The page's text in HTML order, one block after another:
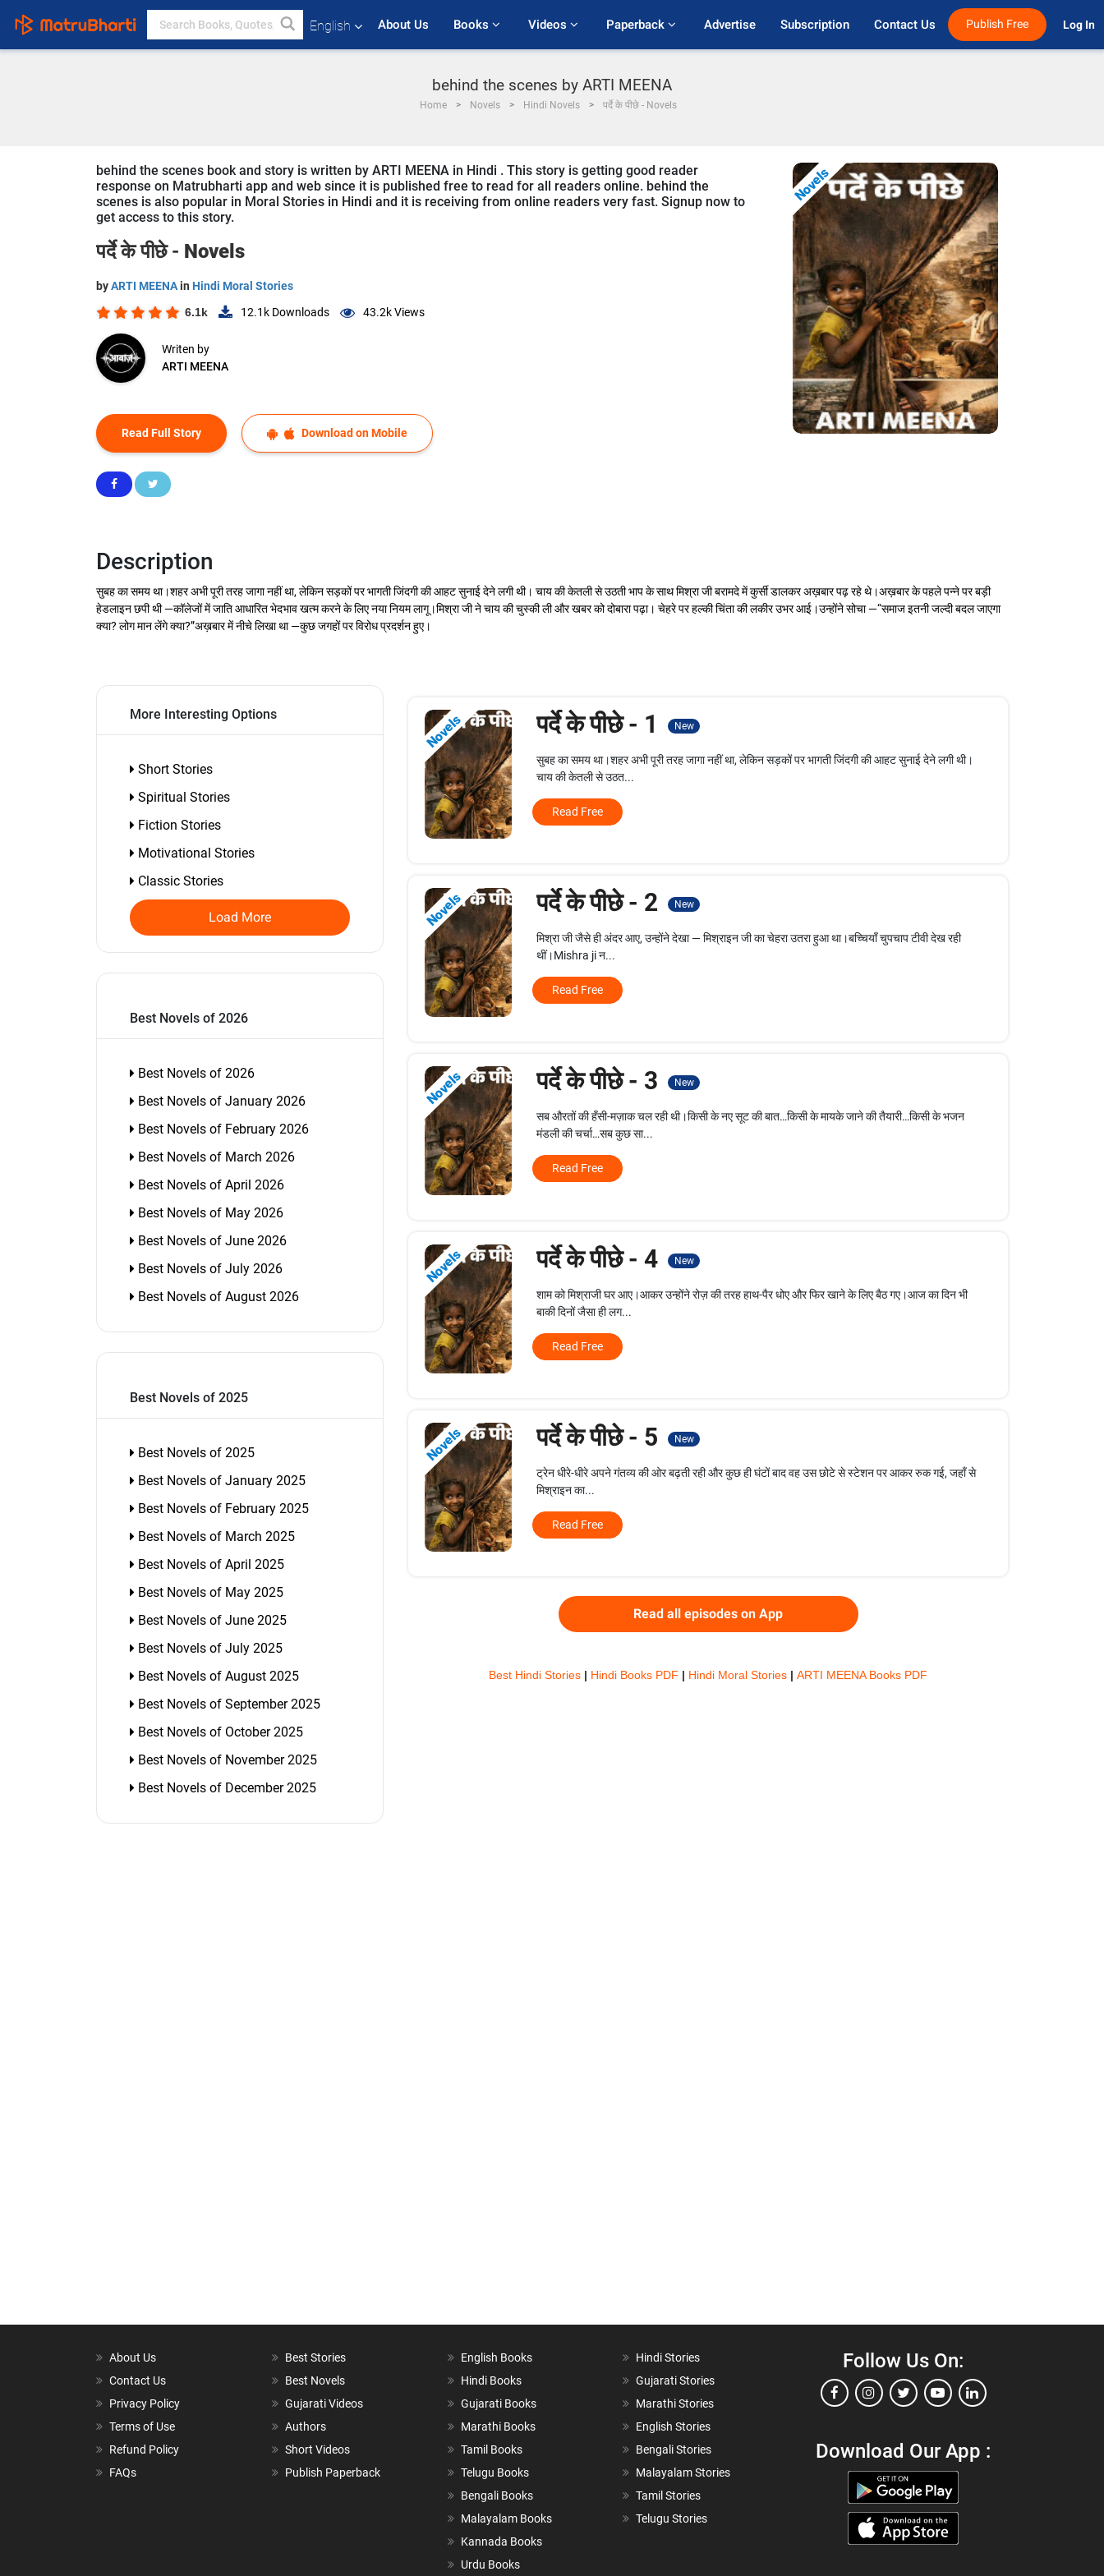
English About Us Books Videos Paperback Advertise Subscription Contact Us Publish Free Log In
behind the scenes by ARTI MEENA
Home Novels Hindi Novels पर्दे के पीछे - Novels
behind the scenes book and story is written by ARTI MEENA in Hindi . This story is getting good reader
response on Matrubharti app and web since it is published free to read for all readers online. behind the
scenes is also popular in Moral Stories in Hindi and it is receiving from online readers very fast. Signup now to
get access to this story.
पर्दे के पीछे - Novels
byARTI MEENAin Hindi Moral Stories
6.1k 12.1k Downloads 43.2kViews
Writen by
ARTI MEENA
Read Full Story Download on Mobile
Novels
Description
सुबह का समय था।शहर अभी पूरी तरह जागा नहीं था, लेकिन सड़कों पर भागती जिंदगी की आहट सुनाई देने लगी थी। चाय की केतली से उठती भाप के साथ मिश्रा जी बरामदे में कुर्सी डालकर अख़बार पढ़ रहे थे।अख़बार के पहले पन्ने पर बड़ी
हेडलाइन छपी थी —कॉलेजों में जाति आधारित भेदभाव खत्म करने के लिए नया नियम लागू।मिश्रा जी ने चाय की चुस्की ली और खबर को दोबारा पढ़ा। चेहरे पर हल्की चिंता की लकीर उभर आई।उन्होंने सोचा —“समाज इतनी जल्दी बदल जाएगा
क्या? लोग मान लेंगे क्या?”अख़बार में नीचे लिखा था —कुछ जगहों पर विरोध प्रदर्शन हुए।
More Interesting Options
Short Stories
Spiritual Stories
Fiction Stories
Motivational Stories
Classic Stories
Load More
Best Novels of 2026
Best Novels of 2026
Best Novels of January 2026
Best Novels of February 2026
Best Novels of March 2026
Best Novels of April 2026
Best Novels of May 2026
Best Novels of June 2026
Best Novels of July 2026
Best Novels of August 2026
Best Novels of 2025
Best Novels of 2025
Best Novels of January 2025
Best Novels of February 2025
Best Novels of March 2025
Best Novels of April 2025
Best Novels of May 2025
Best Novels of June 2025
Best Novels of July 2025
Best Novels of August 2025
Best Novels of September 2025
Best Novels of October 2025
Best Novels of November 2025
Best Novels of December 2025
Novels पर्दे के पीछे - 1 New
सुबह का समय था।शहर अभी पूरी तरह जागा नहीं था, लेकिन सड़कों पर भागती जिंदगी की आहट सुनाई देने लगी थी।
चाय की केतली से उठत...
Read Free
Novels पर्दे के पीछे - 2 New
मिश्रा जी जैसे ही अंदर आए, उन्होंने देखा — मिश्राइन जी का चेहरा उतरा हुआ था।बच्चियाँ चुपचाप टीवी देख रही
थीं।Mishra ji न...
Read Free
Novels पर्दे के पीछे - 3 New
सब औरतों की हँसी-मज़ाक चल रही थी।किसी के नए सूट की बात…किसी के मायके जाने की तैयारी…किसी के भजन
मंडली की चर्चा…सब कुछ सा...
Read Free
Novels पर्दे के पीछे - 4 New
शाम को मिश्राजी घर आए।आकर उन्होंने रोज़ की तरह हाथ-पैर धोए और फिर खाने के लिए बैठ गए।आज का दिन भी
बाकी दिनों जैसा ही लग...
Read Free
Novels पर्दे के पीछे - 5 New
ट्रेन धीरे-धीरे अपने गंतव्य की ओर बढ़ती रही और कुछ ही घंटों बाद वह उस छोटे से स्टेशन पर आकर रुक गई, जहाँ से
मिश्राइन का...
Read Free
Read all episodes on App
Best Hindi Stories | Hindi Books PDF | Hindi Moral Stories | ARTI MEENA Books PDF
About Us
Contact Us
Privacy Policy
Terms of Use
Refund Policy
FAQs
Best Stories
Best Novels
Gujarati Videos
Authors
Short Videos
Publish Paperback
English Books
Hindi Books
Gujarati Books
Marathi Books
Tamil Books
Telugu Books
Bengali Books
Malayalam Books
Kannada Books
Urdu Books
Hindi Stories
Gujarati Stories
Marathi Stories
English Stories
Bengali Stories
Malayalam Stories
Tamil Stories
Telugu Stories
Follow Us On:
Download Our App :